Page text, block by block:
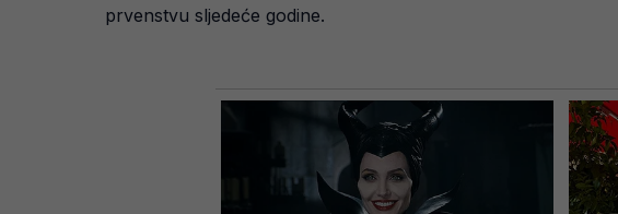
prvenstvu sljedeće godine.